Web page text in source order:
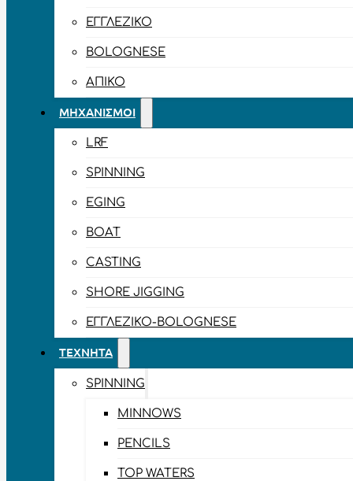
ΕΓΓΛΈΖΙΚΟ
BOLOGNESE
ΑΠΊΚΟ
ΜΗΧΑΝΙΣΜΟΊ
LRF
SPINNING
EGING
BOAT
CASTING
SHORE JIGGING
ΕΓΓΛΈΖΙΚΟ-BOLOGNESE
ΤΕΧΝΗΤΆ
SPINNING
MINNOWS
PENCILS
TOP WATERS